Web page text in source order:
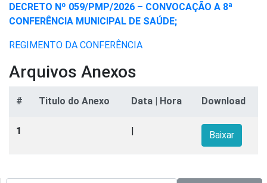
DECRETO Nº 059/PMP/2026 – CONVOCAÇÃO A 8ª
CONFERÊNCIA MUNICIPAL DE SAÚDE;
REGIMENTO DA CONFERÊNCIA
Arquivos Anexos
# Titulo do Anexo Data | Hora Download
1 Baixar